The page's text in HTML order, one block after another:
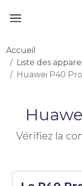
Accueil
Liste des
Huawei P40 Pro
Vérifiez la